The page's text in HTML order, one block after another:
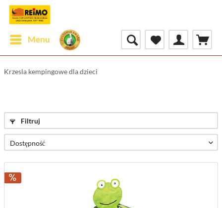
Menu
Krzesla kempingowe dla dzieci
Filtruj